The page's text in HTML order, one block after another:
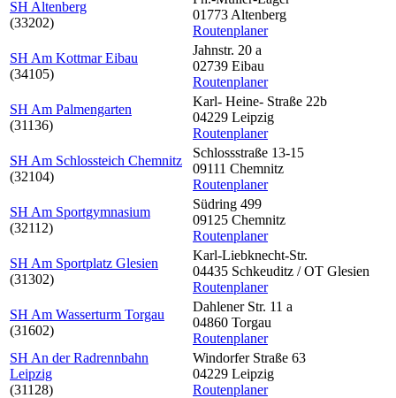
SH Altenberg
(33202)
01773 Altenberg
Routenplaner
SH Am Kottmar Eibau
(34105)
Jahnstr. 20 a
02739 Eibau
Routenplaner
SH Am Palmengarten
(31136)
Karl- Heine- Straße 22b
04229 Leipzig
Routenplaner
SH Am Schlossteich Chemnitz
(32104)
Schlossstraße 13-15
09111 Chemnitz
Routenplaner
SH Am Sportgymnasium
(32112)
Südring 499
09125 Chemnitz
Routenplaner
SH Am Sportplatz Glesien
(31302)
Karl-Liebknecht-Str.
04435 Schkeuditz / OT Glesien
Routenplaner
SH Am Wasserturm Torgau
(31602)
Dahlener Str. 11 a
04860 Torgau
Routenplaner
SH An der Radrennbahn
Leipzig
(31128)
Windorfer Straße 63
04229 Leipzig
Routenplaner